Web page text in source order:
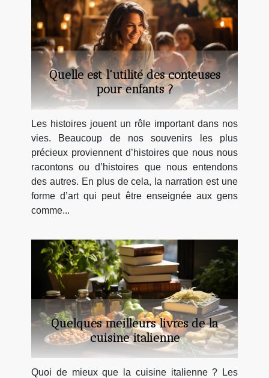
Quelle est l'utilité des conteuses
pour enfants ?
Les histoires jouent un rôle important dans nos
vies. Beaucoup de nos souvenirs les plus
précieux proviennent d’histoires que nous nous
racontons ou d’histoires que nous entendons
des autres. En plus de cela, la narration est une
forme d’art qui peut être enseignée aux gens
comme...
Quelques meilleurs livres de la
cuisine italienne
Quoi de mieux que la cuisine italienne ? Les